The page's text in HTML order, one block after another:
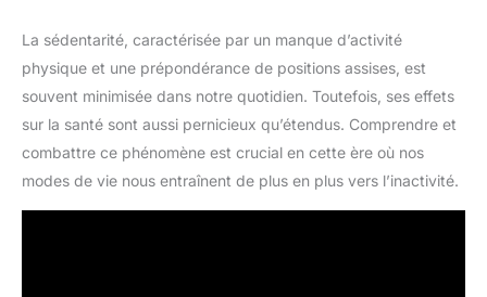
La sédentarité, caractérisée par un manque d’activité
physique et une prépondérance de positions assises, est
souvent minimisée dans notre quotidien. Toutefois, ses effets
sur la santé sont aussi pernicieux qu’étendus. Comprendre et
combattre ce phénomène est crucial en cette ère où nos
modes de vie nous entraînent de plus en plus vers l’inactivité.